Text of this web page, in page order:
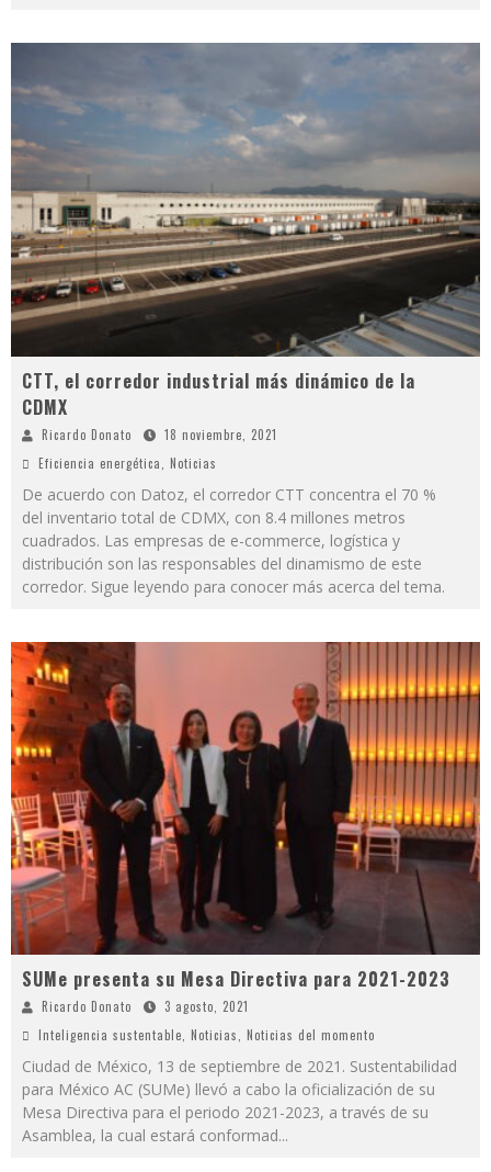
CTT, el corredor industrial más dinámico de la
CDMX
Ricardo Donato
18 noviembre, 2021
Eficiencia energética
Noticias
De acuerdo con Datoz, el corredor CTT concentra el 70 %
del inventario total de CDMX, con 8.4 millones metros
cuadrados. Las empresas de e-commerce, logística y
distribución son las responsables del dinamismo de este
corredor. Sigue leyendo para conocer más acerca del tema.
SUMe presenta su Mesa Directiva para 2021-2023
Ricardo Donato
3 agosto, 2021
Inteligencia sustentable Noticias Noticias del momento
Ciudad de México, 13 de septiembre de 2021. Sustentabilidad
para México AC (SUMe) llevó a cabo la oficialización de su
Mesa Directiva para el periodo 2021-2023, a través de su
Asamblea, la cual estará conformad...